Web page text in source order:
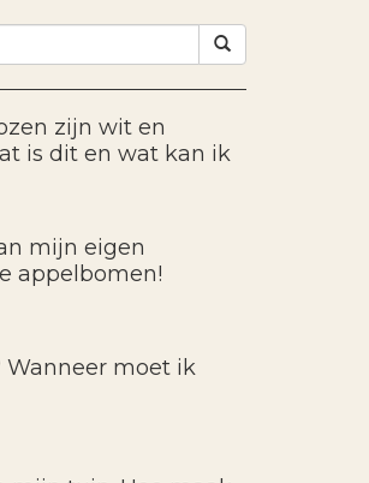
zijn wit en
is dit en wat kan ik
mijn eigen
appelbomen!
Wanneer moet ik